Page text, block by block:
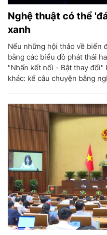
Nghệ thuật có thể
xanh
Nếu những hội thảo về biến
bằng các biểu đồ phát thải
"Nhấn kết nối - Bật thay đổi"
khác: kể câu chuyện bằng